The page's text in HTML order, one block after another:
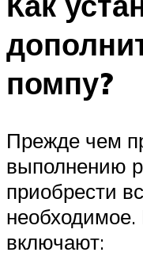
помпу?
Прежде чем
выполнению
приобрести
необходимое.
включают: